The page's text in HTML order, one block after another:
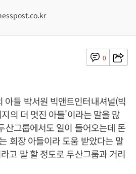
0
아들 박서원 빅앤트인터내셔널(빅
의 더 멋진 아들'이라는 말을 많
산그룹에서도 일이 들어오는데 돈
회장 아들이라 도움 받았다는 말
고 말 할 정도로 두산그룹과 거리